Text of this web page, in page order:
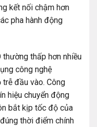
kết nối chậm hơn
pha hành động
thấp hơn nhiều
công nghệ
đầu vào. Công
hiệu chuyển động
bắt kịp tốc độ của
thời điểm chính